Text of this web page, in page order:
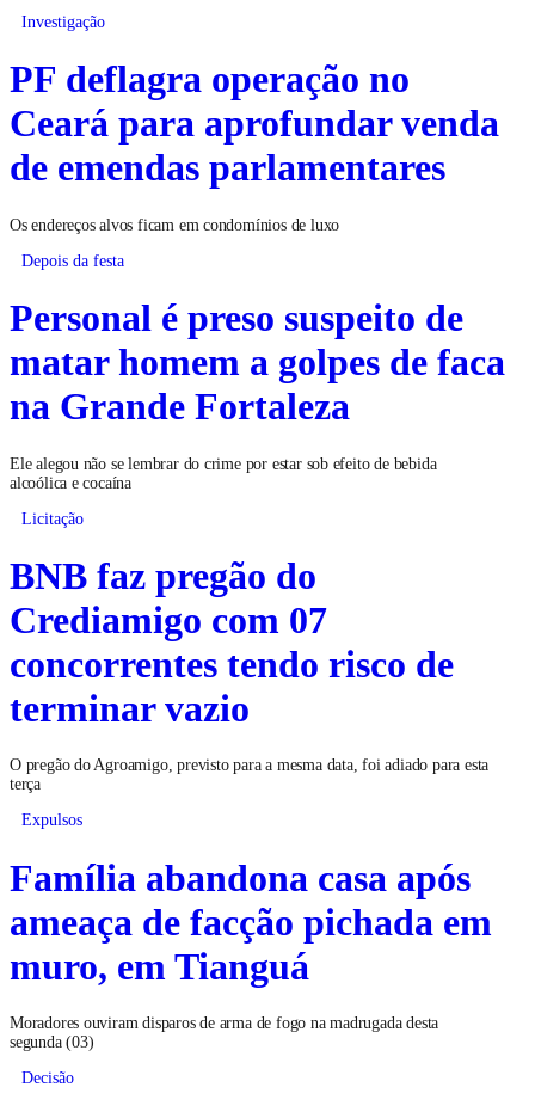
Investigação
PF deflagra operação no
Ceará para aprofundar venda
de emendas parlamentares
Os endereços alvos ficam em condomínios de luxo
Depois da festa
Personal é preso suspeito de
matar homem a golpes de faca
na Grande Fortaleza
Ele alegou não se lembrar do crime por estar sob efeito de bebida
alcoólica e cocaína
Licitação
BNB faz pregão do
Crediamigo com 07
concorrentes tendo risco de
terminar vazio
O pregão do Agroamigo, previsto para a mesma data, foi adiado para esta
terça
Expulsos
Família abandona casa após
ameaça de facção pichada em
muro, em Tianguá
Moradores ouviram disparos de arma de fogo na madrugada desta
segunda (03)
Decisão